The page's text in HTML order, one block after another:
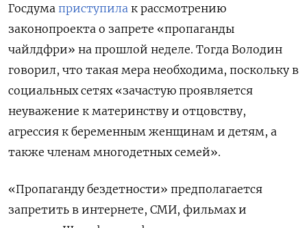
Госдума приступила к рассмотрению
законопроекта о запрете «пропаганды
чайлдфри» на прошлой неделе. Тогда Володин
говорил, что такая мера необходима, поскольку в
социальных сетях «зачастую проявляется
неуважение к материнству и отцовству,
агрессия к беременным женщинам и детям, а
также членам многодетных семей».
«Пропаганду бездетности» предполагается
запретить в интернете, СМИ, фильмах и